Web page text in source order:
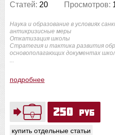
250 руб
купить отдельные статьи
Статей: 20 Просмотров:
Наука и образование в условиях
антикризисные меры
Откатизация школы
Стратегия и тактика развития
основополагающих документах
подробнее